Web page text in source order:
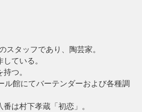
スタッフであり、陶芸家。
ている。
つ。
ル館にてバーテンダーおよび各種調
は村下孝蔵「初恋」。